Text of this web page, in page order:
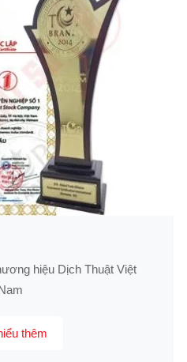
hiệu Dịch Thuật Việt
thêm